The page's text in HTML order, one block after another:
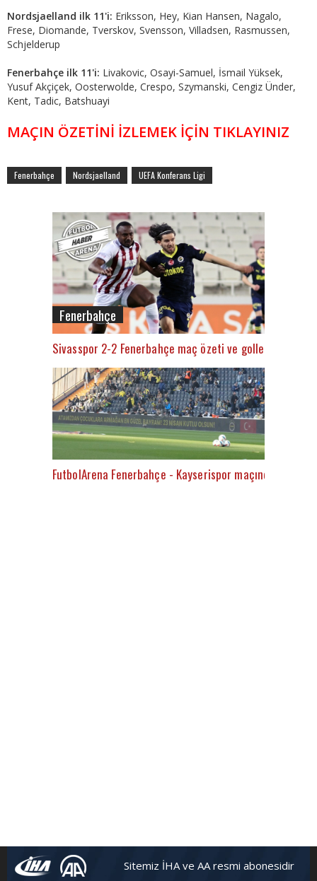
Nordsjaelland ilk 11'i: Eriksson, Hey, Kian Hansen, Nagalo,
Frese, Diomande, Tverskov, Svensson, Villadsen, Rasmussen,
Schjelderup
Fenerbahçe ilk 11'i: Livakovic, Osayi-Samuel, İsmail Yüksek,
Yusuf Akçiçek, Oosterwolde, Crespo, Szymanski, Cengiz Ünder,
Kent, Tadic, Batshuayi
MAÇIN ÖZETİNİ İZLEMEK İÇİN TIKLAYINIZ
Fenerbahçe Nordsjaelland UEFA Konferans Ligi
Fenerbahçe
Sivasspor 2-2 Fenerbahçe maç özeti ve golleri (İZLE)
FutbolArena Fenerbahçe - Kayserispor maçında
Sitemiz İHA ve AA resmi abonesidir